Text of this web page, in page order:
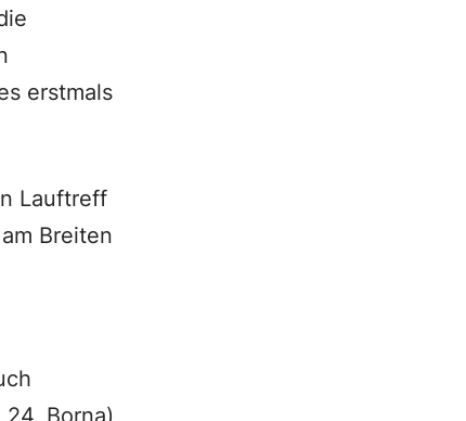
erstmals
Lauftreff
Breiten
Borna)